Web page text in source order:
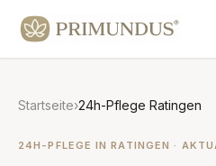
Startseite›24h-Pflege Ratingen
24H-PFLEGE IN RATINGEN ·